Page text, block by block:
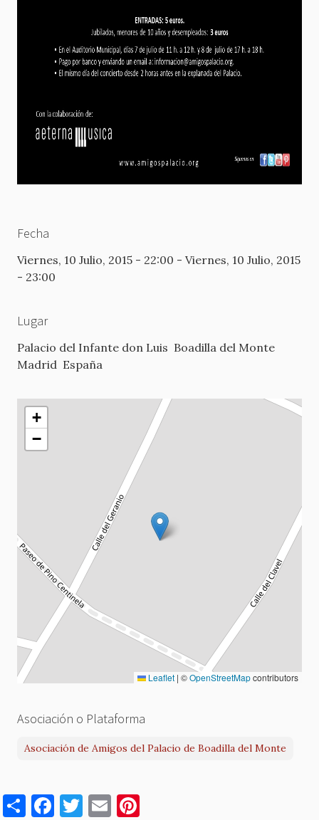
Fecha
Viernes, 10 Julio, 2015 - 22:00 - Viernes, 10 Julio, 2015
- 23:00
Lugar
Palacio del Infante don Luis Boadilla del Monte
Madrid España
+
−
Leaflet | ©OpenStreetMapcontributors
Asociación o Plataforma
Asociación de Amigos del Palacio de Boadilla del Monte
S F T E